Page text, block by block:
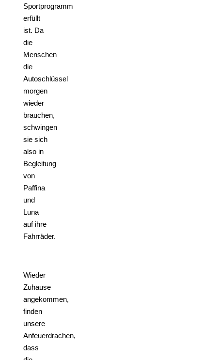
Sportprogramm
erfüllt
ist. Da
die
Menschen
die
Autoschlüssel
morgen
wieder
brauchen,
schwingen
sie sich
also in
Begleitung
von
Paffina
und
Luna
auf ihre
Fahrräder.
Wieder
Zuhause
angekommen,
finden
unsere
Anfeuerdrachen,
dass